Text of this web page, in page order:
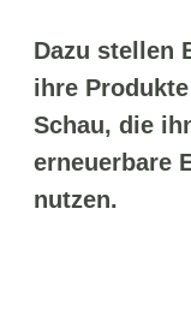
Dazu stellen
ihre
Schau, die
erneuerbare
nutzen.